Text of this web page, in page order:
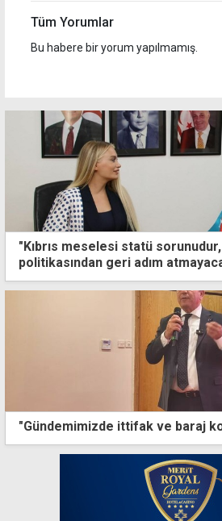
Tüm Yorumlar
Bu habere bir yorum yapılmamış.
"Kıbrıs meselesi statü
politikasından geri adım
"Gündemimizde ittifak ve baraj